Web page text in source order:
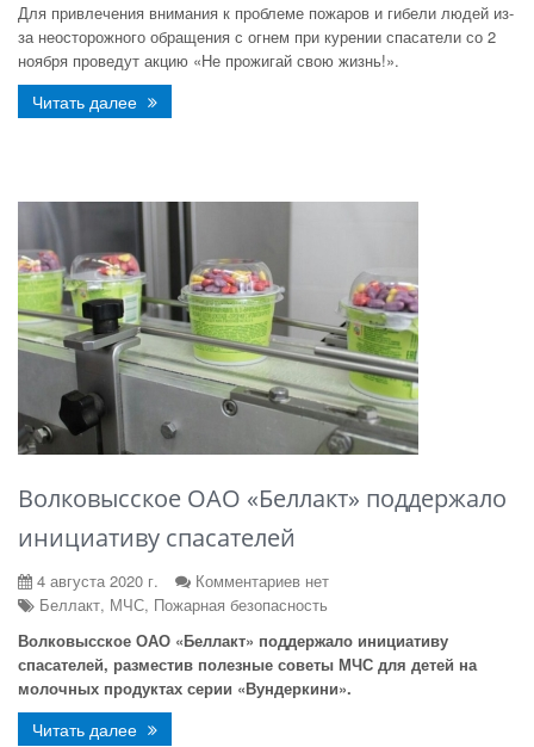
Для привлечения внимания к проблеме пожаров и гибели людей из-
за неосторожного обращения с огнем при курении спасатели со 2
ноября проведут акцию «Не прожигай свою жизнь!».
Читать далее
Волковысское ОАО «Беллакт» поддержало
инициативу спасателей
4 августа 2020 г.
Комментариев нет
Беллакт, МЧС, Пожарная безопасность
Волковысское ОАО «Беллакт» поддержало инициативу
спасателей, разместив полезные советы МЧС для детей на
молочных продуктах серии «Вундеркини».
Читать далее